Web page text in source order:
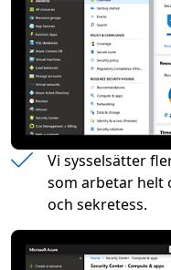
Vi sysselsätter
som arbetar helt
och sekretess.